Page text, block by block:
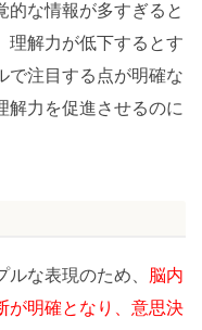
的な情報が多すぎると
理解力が低下するとす
で注目する点が明確な
解力を促進させるのに
な表現のため、
脳内
が明確となり、意思決